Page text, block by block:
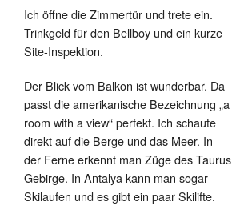
Ich öffne die Zimmertür und trete ein.
Trinkgeld für den Bellboy und ein kurze
Site-Inspektion.
Der Blick vom Balkon ist wunderbar. Da
passt die amerikanische Bezeichnung „a
room with a view“ perfekt. Ich schaute
direkt auf die Berge und das Meer. In
der Ferne erkennt man Züge des Taurus
Gebirge. In Antalya kann man sogar
Skilaufen und es gibt ein paar Skilifte.